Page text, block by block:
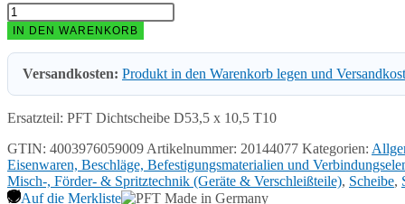
PFT
Dichtscheibe
D53,5
x
10,5
T10
Menge
IN DEN WARENKORB
Versandkosten: Produkt in den Warenkorb legen und
Ersatzteil: PFT Dichtscheibe D53,5 x 10,5 T10
GTIN: 4003976059009 Artikelnummer: 20144077 Kategorien:
Eisenwaren, Beschläge, Befestigungsmaterialien und
Misch-, Förder- & Spritztechnik (Geräte & Verschleißteile), Scheibe,
Auf die Merkliste